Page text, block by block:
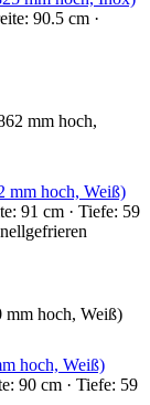
90.5 cm ·
mm hoch, Weiß)
91 cm · Tiefe: 59
hoch, Weiß)
90 cm · Tiefe: 59